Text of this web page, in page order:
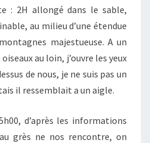
: 2H allongé dans le sable,
au milieu d’une étendue
majestueuse. A un
au loin, j’ouvre les yeux
de nous, je ne suis pas un
il ressemblait a un aigle.
d’après les informations
grès ne nos rencontre, on